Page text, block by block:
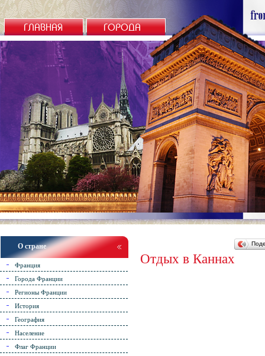
Отдых в Каннах
О стране
Франция
Города Франции
Регионы Франции
История
География
Население
Флаг Франции
ГЛАВНАЯ ГОРОДА